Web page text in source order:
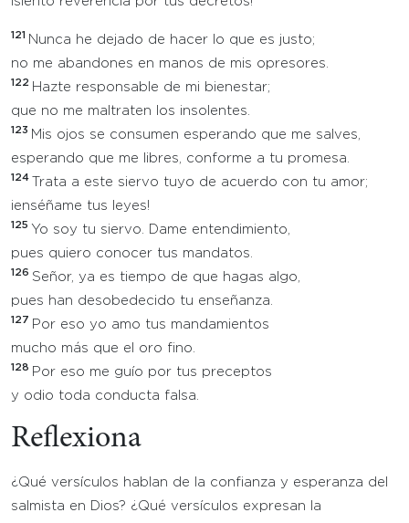
121
Nunca he dejado de hacer lo que es justo;
no me abandones en manos de mis opresores.
122 Hazte responsable de mi bienestar;
que no me maltraten los insolentes.
123 Mis ojos se consumen esperando que me salves,
esperando que me libres, conforme a tu promesa.
124
Trata a este siervo tuyo de acuerdo con tu amor;
¡enséñame tus leyes!
125 Yo soy tu siervo. Dame entendimiento,
pues quiero conocer tus mandatos.
126 Señor, ya es tiempo de que hagas algo,
pues han desobedecido tu enseñanza.
127 Por eso yo amo tus mandamientos
mucho más que el oro fino.
128 Por eso me guío por tus preceptos
y odio toda conducta falsa.
Reflexiona
¿Qué versículos hablan de la confianza y esperanza del
salmista en Dios? ¿Qué versículos expresan la